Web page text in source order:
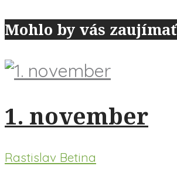
Mohlo by vás zaujímať
1. november
Rastislav Betina